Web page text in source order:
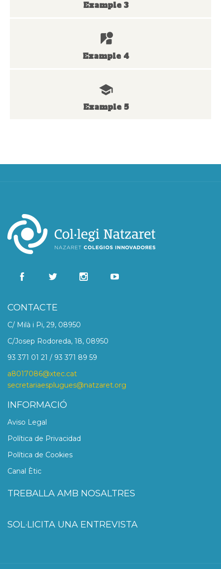
Example 3
Example 4
Example 5
CONTACTE
C/ Milà i Pi, 29, 08950
C/Josep Rodoreda, 18, 08950
93 371 01 21 / 93 371 89 59
a8017086@xtec.cat
secretariaesplugues@natzaret.org
INFORMACIÓ
Aviso Legal
Política de Privacidad
Política de Cookies
Canal Ètic
TREBALLA AMB NOSALTRES
SOL·LICITA UNA ENTREVISTA